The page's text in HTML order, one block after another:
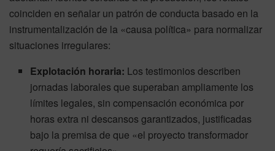
coinciden en señalar un patrón de conducta basado en la
instrumentalización de la «causa política» para normalizar
situaciones irregulares:
Explotación horaria: Los testimonios describen
jornadas laborales que superaban ampliamente los
límites legales, sin compensación económica por
horas extra ni descansos garantizados, justificadas
bajo la premisa de que «el proyecto transformador